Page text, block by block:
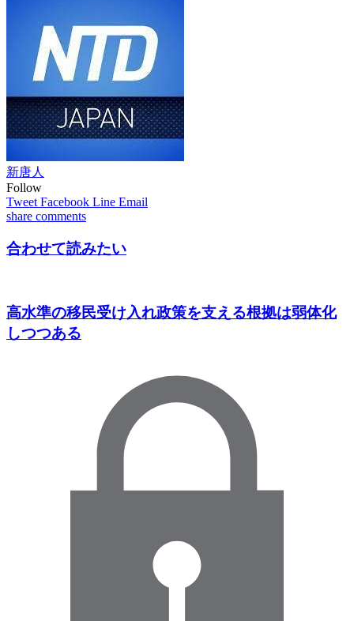
新唐人
Follow
Tweet Facebook Line Email
share comments
合わせて読みたい
高水準の移民受け入れ政策を支える根拠は弱体化
しつつある